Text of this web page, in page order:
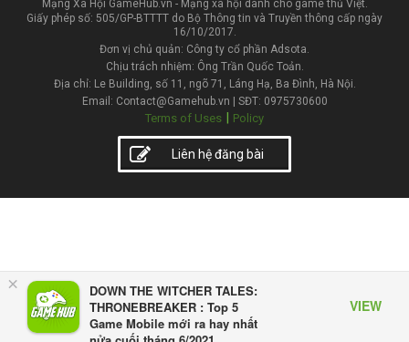
×
DOWN THE WITCHER TALES:
THRONEBREAKER : Top 5
Game Mobile mới ra hay nhất
VIEW
Mạng Xã Hội GameHub.vn - Mạng xã hội dành cho game thủ Việt.
Giấy phép số: 505/GP-BTTTT do Bộ Thông tin và Truyền thông cấp ngày
16/10/2017.
Đơn vị chủ quản: Công ty cổ phần Adsota.
Chịu trách nhiệm: Ông Trần Quốc Toản.
Địa chỉ: Le Building, số 11, ngõ 71, Láng Hạ, Ba Đình, Hà Nội.
Email: Contact@Gamehub.vn | SĐT: 0975730600
Terms of Uses | Policy
Liên hệ đăng bài